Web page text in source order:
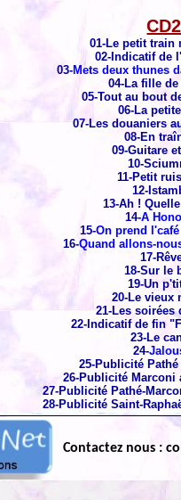
CD2
01-Le petit train
02-Indicatif de
03-Mets deux thunes
04-La fille
05-Tout au bout
06-La
07-Les douaniers
08-En
09-Guitare
10-
11-Petit
12-
13-Ah !
14-A
15-On prend
16-Quand allons-
17-
18-Sur le
19-Un
20-Le vieux
21-Les soirées
22-Indicatif de fin
23-Le
24-
25-Publicité
26-Publicité Marconi
27-Publicité Pathé-
28-Publicité Saint-
Contactez nous :